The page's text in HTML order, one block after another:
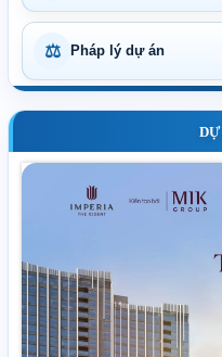
⚖ Pháp lý dự án